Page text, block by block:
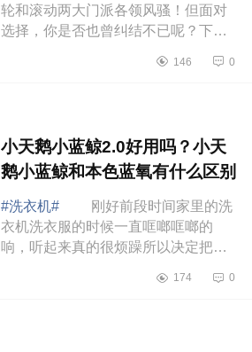
轮和滚动两大门派各领风骚！但面对
选择，你是否也曾纠结不已呢？下面
洗衣机哪个好？滚筒洗衣机和波轮洗
146 0
小天鹅小蓝鲸2.0好用吗？小天
鹅小蓝鲸和本色蓝氧有什么区别
#洗衣机#
刚好前段时间家里的洗
衣机洗衣服的时候一直哐啷哐啷的
响，听起来真的很烦躁所以决定把家
洗烘套装放在阳台上结合我家阳台的
174 0